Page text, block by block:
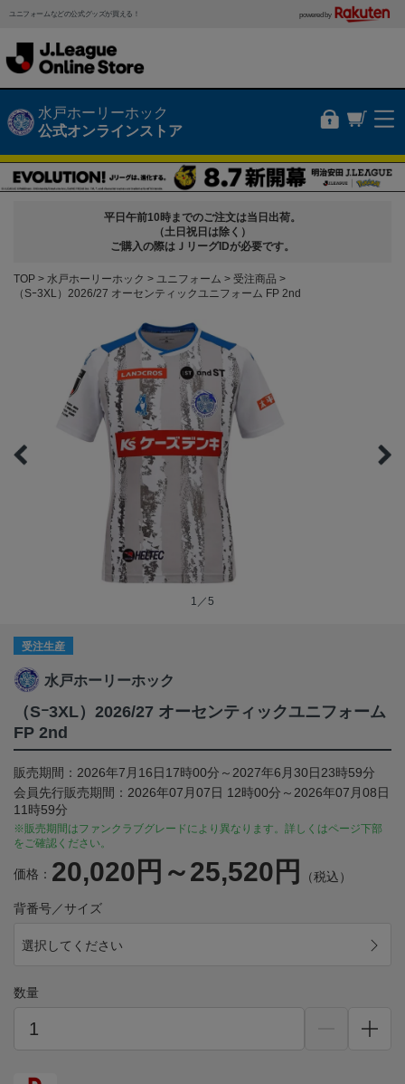
ユニフォームなどの公式グッズが買える！ powered by
水戸ホーリーホック
公式オンラインストア
平日午前10時までのご注文は当日出荷。
（土日祝日は除く）
ご購入の際はＪリーグIDが必要です。
TOP 水戸ホーリーホック ユニフォーム
受注商品
（Sｰ3XL）2026/27 オーセンティックユニフォーム FP 2nd
1／5
受注生産
水戸ホーリーホック
（Sｰ3XL）2026/27 オーセンティックユニフォーム
FP 2nd
販売期間：2026年7月16日17時00分～2027年6月30日23時59分
会員先行販売期間：2026年07月07日 12時00分～2026年07月08日
11時59分
※販売期間はファンクラブグレードにより異なります。詳しくはページ下部
をご確認ください。
価格： 20,020円～25,520円 （税込）
背番号／サイズ
選択してください
数量